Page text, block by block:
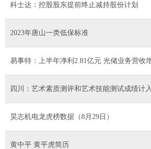
科士达：控股股东提前终止减持股份计划
2023年唐山一类低保标准
易事特：上半年净利2.81亿元 光储业务营收
四川：艺术素质测评和艺术技能测试成绩计
昊志机电龙虎榜数据（8月29日）
黄中平 黄平虎简历